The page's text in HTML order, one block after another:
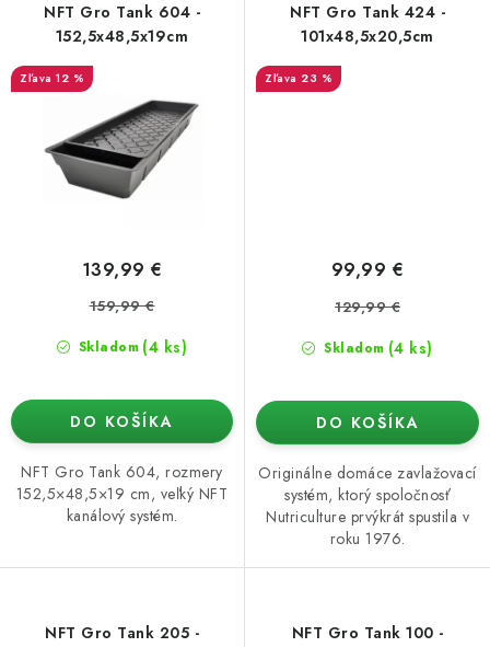
NFT Gro Tank 604 -
152,5x48,5x19cm
12 %
Skladom (4 ks)
139,99 €
159,99 €
DO KOŠÍKA
NFT Gro Tank 604, rozmery
152,5×48,5×19 cm, veľký NFT
kanálový systém.
NFT Gro Tank 424 -
101x48,5x20,5cm
23 %
Skladom (4 ks)
99,99 €
129,99 €
DO KOŠÍKA
Originálne domáce zavlažovací
systém, ktorý spoločnosť
Nutriculture prvýkrát spustila v
roku 1976.
NFT Gro Tank 205 -
NFT Gro Tank 100 -